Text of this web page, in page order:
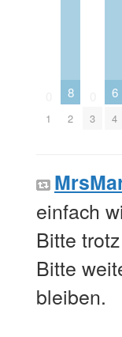
1
8
2 3
6
4
einfach
Bitte
Bitte
bleiben.